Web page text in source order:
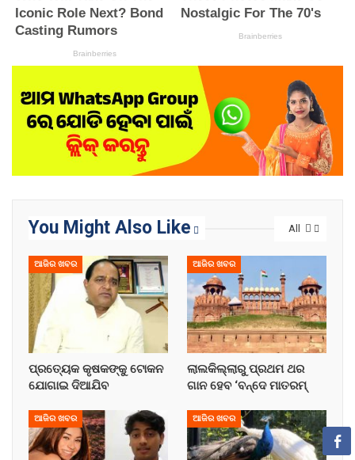
All
You Might Also Like
ଆଜିର ଖବର
ପ୍ରତ୍ୟେକ କୃଷକଙ୍କୁ ଟୋକନ
ଯୋଗାଇ ଦିଆଯିବ
ଆଜିର ଖବର
ଲାଲକିଲ୍ଲାରୁ ପ୍ରଥମ ଥର
ଗାନ ହେବ ‘ବନ୍ଦେ ମାତରମ୍
ଆଜିର ଖବର ଆଜିର ଖବର